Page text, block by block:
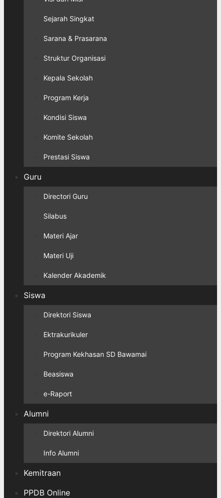
Sejarah Singkat
Sarana & Prasarana
Struktur Organisasi
Kepala Sekolah
Program Kerja
Kondisi Siswa
Komite Sekolah
Prestasi Siswa
Guru
Directori Guru
Silabus
Materi Ajar
Materi Uji
Kalender Akademik
Siswa
Direktori Siswa
Ektrakurikuler
Program Kekhasan SD Bawamai
Beasiswa
e-Raport
Alumni
Direktori Alumni
Info Alumni
Kemitraan
PPDB Online